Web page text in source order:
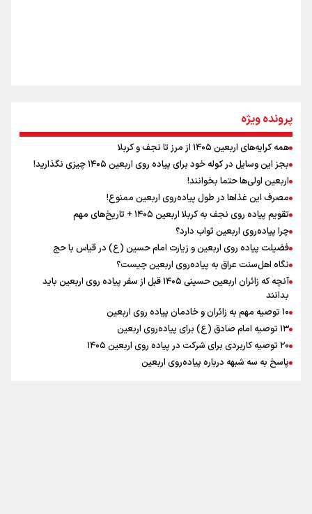
نگاه تمدنی رهبر شهید به فضای مجازی
رابطه کارگر و کارفرما در اندیشه رهبر شهید: از تضاد به
زوجیت
اینفو برنا / توصیه‌هایی طلایی برای پیاده روی اربعین
اینفو برنا / جدول کامل فاصله مرز شلمچه تا شهرهای زیارتی
عراق
پرونده ویژه
همه کرایه‌های اربعین ۱۴۰۵ از مرز تا نجف و کربلا
بجز این وسایل در کوله خود برای پیاده روی اربعین ۱۴۰۵ چیزی نگذارید!
اربعین اولی‌ها حتما بخوانند!
مصرف این غذاها در طول پیاده‌روی اربعین ممنوع!
تقویم پیاده روی نجف به کربلا اربعین ۱۴۰۵ + تاریخ‌های مهم
چرا پیاده‌روی اربعین ثواب دارد؟
فضیلت پیاده روی اربعین و زیارت امام حسین (ع) در قیاس با حج
نگاه اهل‌سنت عراق به پیاده‌روی اربعین چیست؟
آنچه که زائران اربعین حسینی ۱۴۰۵ قبل از سفر پیاده روی اربعین باید
بدانند
۱۰ توصیه مهم به زائران و خادمان پیاده روی اربعین
۱۳ توصیه امام صادق (ع) برای پیاده‌روی اربعین
۲۰ توصیه کاربردی برای شرکت در پیاده روی اربعین ۱۴۰۵
پاسخ به سه‌ شبهه درباره پیاده‌روی اربعین